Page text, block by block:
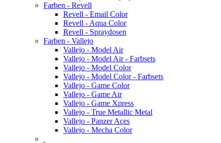
Farben - Revell
Revell - Email Color
Revell - Aqua Color
Revell - Spraydosen
Farben - Vallejo
Vallejo - Model Air
Vallejo - Model Air - Farbsets
Vallejo - Model Color
Vallejo - Model Color - Farbsets
Vallejo - Game Color
Vallejo - Game Air
Vallejo - Game Xpress
Vallejo - True Metallic Metal
Vallejo - Panzer Aces
Vallejo - Mecha Color